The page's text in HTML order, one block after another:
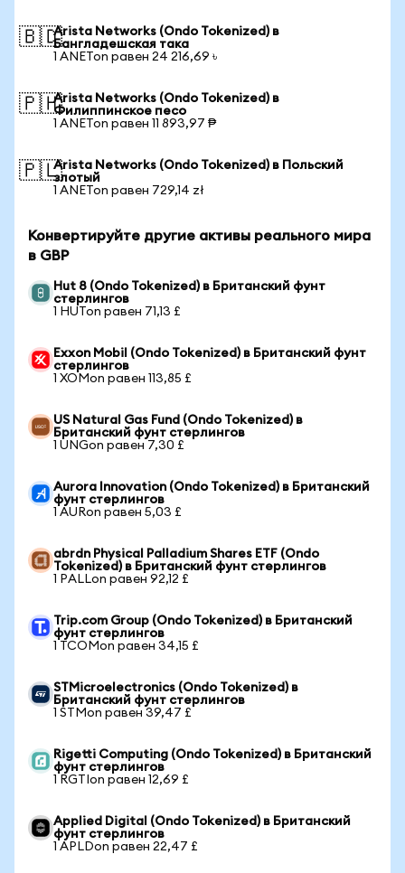
🇧🇩Arista Networks (Ondo Tokenized) в
Бангладешская така
1 ANETon равен 24 216,69 ৳
🇵🇭Arista Networks (Ondo Tokenized) в
Филиппинское песо
1 ANETon равен 11 893,97 ₱
🇵🇱Arista Networks (Ondo Tokenized) в Польский
злотый
1 ANETon равен 729,14 zł
Конвертируйте другие активы реального мира
в GBP
Hut 8 (Ondo Tokenized) в Британский фунт
стерлингов
1 HUTon равен 71,13 £
Exxon Mobil (Ondo Tokenized) в Британский фунт
стерлингов
1 XOMon равен 113,85 £
US Natural Gas Fund (Ondo Tokenized) в
Британский фунт стерлингов
1 UNGon равен 7,30 £
Aurora Innovation (Ondo Tokenized) в Британский
фунт стерлингов
1 AURon равен 5,03 £
abrdn Physical Palladium Shares ETF (Ondo
Tokenized) в Британский фунт стерлингов
1 PALLon равен 92,12 £
Trip.com Group (Ondo Tokenized) в Британский
фунт стерлингов
1 TCOMon равен 34,15 £
STMicroelectronics (Ondo Tokenized) в
Британский фунт стерлингов
1 STMon равен 39,47 £
Rigetti Computing (Ondo Tokenized) в Британский
фунт стерлингов
1 RGTIon равен 12,69 £
Applied Digital (Ondo Tokenized) в Британский
фунт стерлингов
1 APLDon равен 22,47 £